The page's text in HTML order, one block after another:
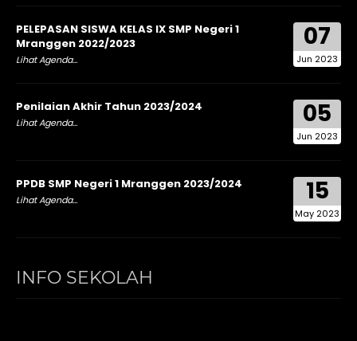
07
Jun 2023
PELEPASAN SISWA KELAS IX SMP Negeri 1
Mranggen 2022/2023
Lihat Agenda...
05
Jun 2023
Penilaian Akhir Tahun 2023/2024
Lihat Agenda...
15
May 2023
PPDB SMP Negeri 1 Mranggen 2023/2024
Lihat Agenda...
INFO SEKOLAH